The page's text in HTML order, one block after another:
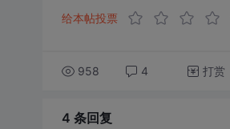
给本帖投票
958 4 打赏
4 条回复